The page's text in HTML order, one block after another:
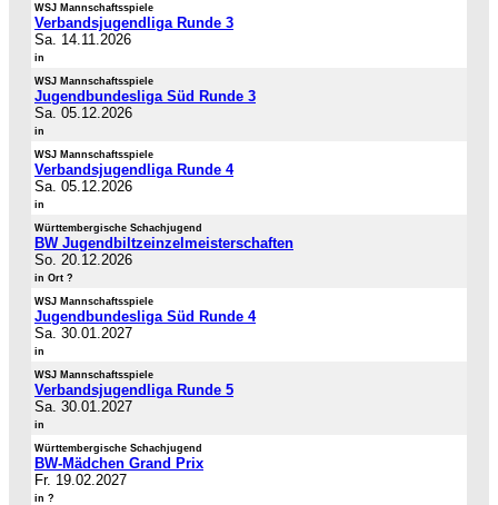
WSJ Mannschaftsspiele
Verbandsjugendliga Runde 3
Sa. 14.11.2026
in
WSJ Mannschaftsspiele
Jugendbundesliga Süd Runde 3
Sa. 05.12.2026
in
WSJ Mannschaftsspiele
Verbandsjugendliga Runde 4
Sa. 05.12.2026
in
Württembergische Schachjugend
BW Jugendbiltzeinzelmeisterschaften
So. 20.12.2026
in Ort ?
WSJ Mannschaftsspiele
Jugendbundesliga Süd Runde 4
Sa. 30.01.2027
in
WSJ Mannschaftsspiele
Verbandsjugendliga Runde 5
Sa. 30.01.2027
in
Württembergische Schachjugend
BW-Mädchen Grand Prix
Fr. 19.02.2027
in ?